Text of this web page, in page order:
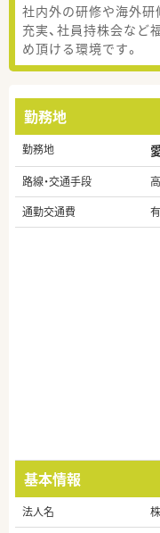
社内外の研修や海外研
充実、社員持株会など
め頂ける環境です。
勤務地
勤務地
路線・交通手段
通勤交通費
基本情報
法人名